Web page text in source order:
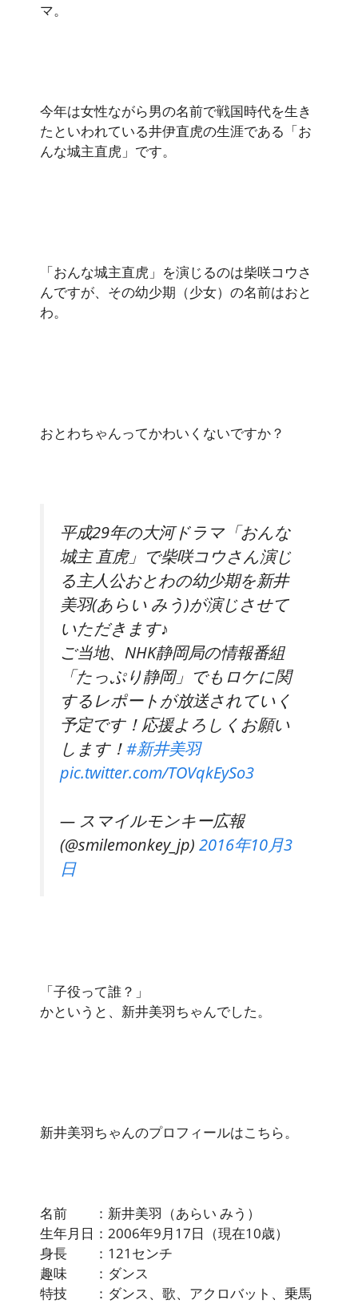
マ。
今年は女性ながら男の名前で戦国時代を生き
たといわれている井伊直虎の生涯である「お
んな城主直虎」です。
「おんな城主直虎」を演じるのは柴咲コウさ
んですが、その幼少期（少女）の名前はおと
わ。
おとわちゃんってかわいくないですか？
平成29年の大河ドラマ「おんな
城主 直虎」で柴咲コウさん演じ
る主人公おとわの幼少期を新井
美羽(あらい みう)が演じさせて
いただきます♪
ご当地、NHK静岡局の情報番組
「たっぷり静岡」でもロケに関
するレポートが放送されていく
予定です！応援よろしくお願い
します！#新井美羽
pic.twitter.com/TOVqkEySo3
— スマイルモンキー広報
(@smilemonkey_jp) 2016年10月3
日
「子役って誰？」
かというと、新井美羽ちゃんでした。
新井美羽ちゃんのプロフィールはこちら。
名前 ：新井美羽（あらい みう）
生年月日：2006年9月17日（現在10歳）
身長 ：121センチ
趣味 ：ダンス
特技 ：ダンス、歌、アクロバット、乗馬